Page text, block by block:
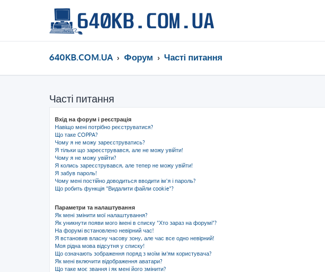
640KB.COM.UA Форум Часті питання
Часті питання
Вхід на форум і реєстрація
Навіщо мені потрібно реєструватися?
Що таке COPPA?
Чому я не можу зареєструватись?
Я тільки що зареєструвався, але не можу увійти!
Чому я не можу увійти?
Я колись зареєструвався, але тепер не можу увійти!
Я забув пароль!
Чому мені постійно доводиться вводити ім’я і пароль?
Що робить функція "Видалити файли cookie"?
Параметри та налаштування
Як мені змінити мої налаштування?
Як уникнути появи мого імені в списку "Хто зараз на форумі"?
На форумі встановлено невірний час!
Я встановив власну часову зону, але час все одно невірний!
Моя рідна мова відсутня у списку!
Що означають зображення поряд з моїм ім'ям користувача?
Як мені включити відображення аватари?
Що таке моє звання і як мені його змінити?